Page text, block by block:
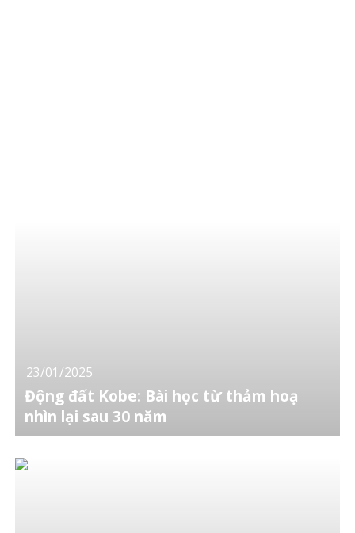
23/01/2025
Động đất Kobe: Bài học từ thảm hoạ
nhìn lại sau 30 năm